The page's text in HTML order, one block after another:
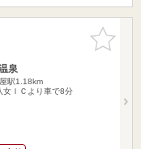
お気に入
りに追加
泉
駅1.18km
女ＩＣより車で8分